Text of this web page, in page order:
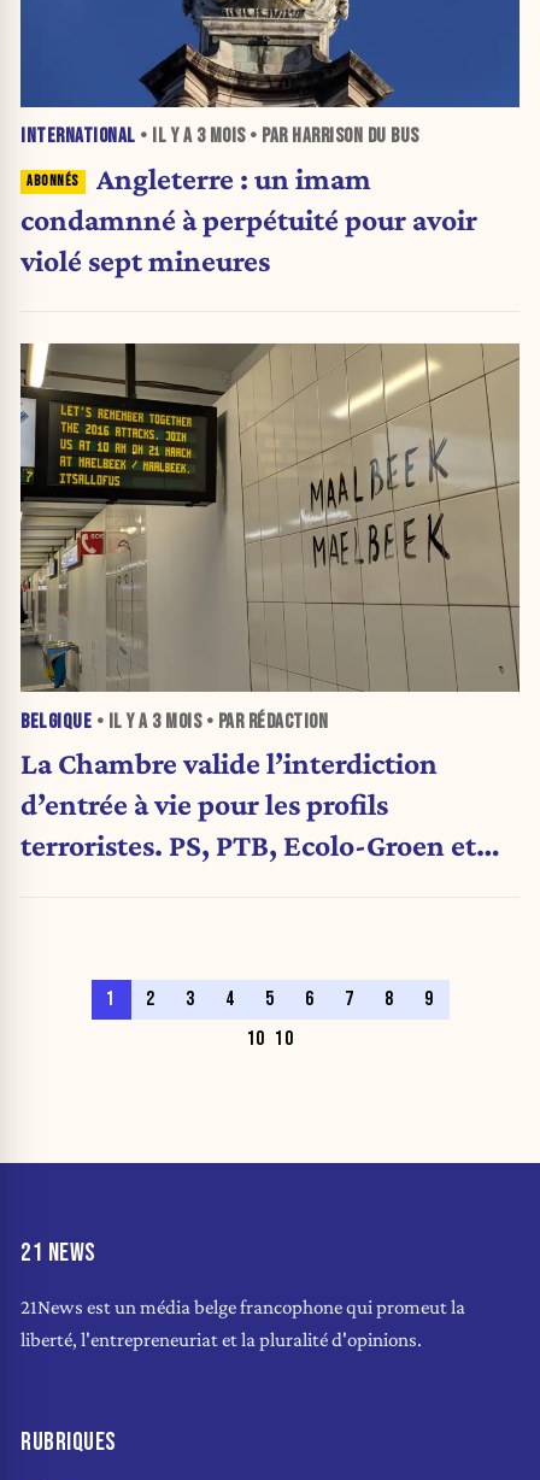
INTERNATIONAL • IL Y A 3 MOIS• PAR HARRISON DU BUS
Angleterre : un imam
condamnné à perpétuité pour avoir
violé sept mineures
BELGIQUE • IL Y A 3 MOIS• PAR RÉDACTION
La Chambre valide l’interdiction
d’entrée à vie pour les profils
terroristes. PS, PTB, Ecolo-Groen et
1 2 3 4 5 6 7 8
9
10 10
21 NEWS
21News est un média belge francophone qui promeut la
liberté, l'entrepreneuriat et la pluralité d'opinions.
RUBRIQUES